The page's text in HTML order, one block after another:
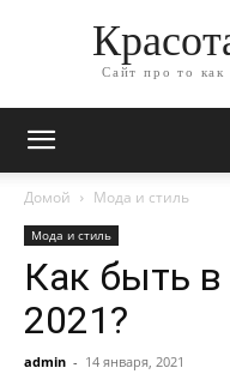
Сайт про то как
Домой Мода и стиль
Мода и стиль
Как быть в
2021?
admin - 14 января, 2021